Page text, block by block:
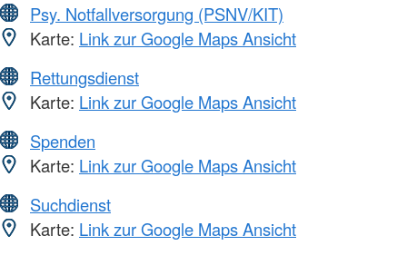
Psy. Notfallversorgung (PSNV/KIT)
Karte: Link zur Google Maps Ansicht
Rettungsdienst
Karte: Link zur Google Maps Ansicht
Spenden
Karte: Link zur Google Maps Ansicht
Suchdienst
Karte: Link zur Google Maps Ansicht